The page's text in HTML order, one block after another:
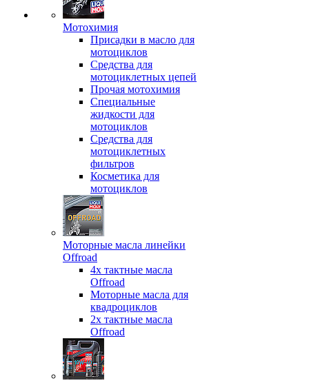
Мотохимия
Присадки в масло для
мотоциклов
Средства для
мотоциклетных цепей
Прочая мотохимия
Специальные
жидкости для
мотоциклов
Средства для
мотоциклетных
фильтров
Косметика для
мотоциклов
Моторные масла линейки
Offroad
4х тактные масла
Offroad
Моторные масла для
квадроциклов
2х тактные масла
Offroad